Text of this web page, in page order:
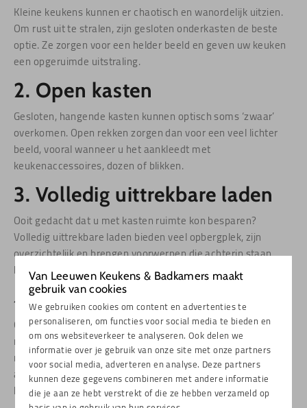
Van Leeuwen Keukens & Badkamers maakt
gebruik van cookies
We gebruiken cookies om content en advertenties te
personaliseren, om functies voor social media te bieden en
om ons websiteverkeer te analyseren. Ook delen we
informatie over je gebruik van onze site met onze partners
voor social media, adverteren en analyse. Deze partners
kunnen deze gegevens combineren met andere informatie
die je aan ze hebt verstrekt of die ze hebben verzameld op
Kleine keukens kunnen er chaotisch en wanordelijk uitzien.
Om rust uit te stralen, zijn gesloten onderkasten de beste
optie. Ze zorgen voor een helder beeld en geven uw keuken
een opgeruimde uitstraling.
2. Open kasten
Gesloten, hangende kasten kunnen optisch soms ‘zwaar’
overkomen. Open rekken zorgen dan voor een veel lichter
beeld, vooral wanneer u het aankleedt met
keukenaccessoires, dozen of blikken.
3. Volledig uittrekbare laden
Ooit gedacht dat u met kasten ruimte kon besparen?
Volledig uittrekbare laden bieden veel opbergplek, zijn
overzichtelijk en brengen voorwerpen die achterin staan
binnen handbereik.
4. Combi-apparatuur
Gecombineerde apparaten in uw keuken zijn ook
ruimtebesparend. Kies bijvoorbeeld voor een magnetron
met ovenfunctie of een kookplaat met geïntegreerde
afzuiging. Zo creëert u een sierlijke rust in uw kleinere
keuken.